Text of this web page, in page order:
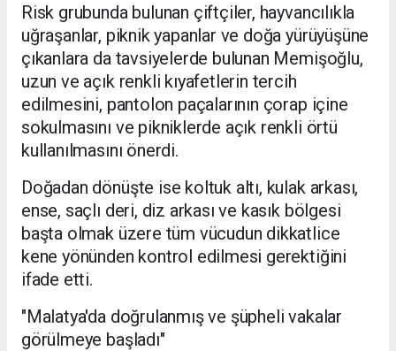
Risk grubunda bulunan çiftçiler, hayvancılıkla
uğraşanlar, piknik yapanlar ve doğa yürüyüşüne
çıkanlara da tavsiyelerde bulunan Memişoğlu,
uzun ve açık renkli kıyafetlerin tercih
edilmesini, pantolon paçalarının çorap içine
sokulmasını ve pikniklerde açık renkli örtü
kullanılmasını önerdi.
Doğadan dönüşte ise koltuk altı, kulak arkası,
ense, saçlı deri, diz arkası ve kasık bölgesi
başta olmak üzere tüm vücudun dikkatlice
kene yönünden kontrol edilmesi gerektiğini
ifade etti.
"Malatya'da doğrulanmış ve şüpheli vakalar
görülmeye başladı"